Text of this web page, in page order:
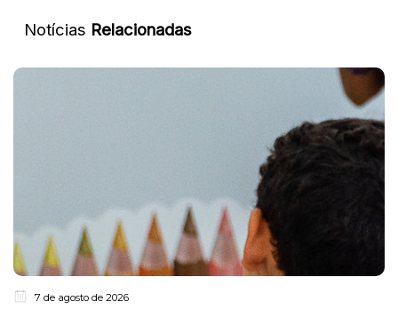
Notícias Relacionadas
7 de agosto de 2026